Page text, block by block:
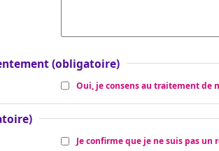
(obligatoire)
Oui, je consens au traitement de
Je confirme que je ne suis pas un